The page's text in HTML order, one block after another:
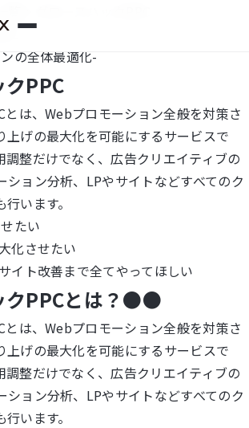
の全体最適化-
PPC
とは、Webプロモーション全般を対策さ
上げの最大化を可能にするサービスで
調整だけでなく、広告クリエイティブの
ション分析、LPやサイトなどすべてのク
います。
たい
化させたい
イト改善まで全てやってほしい
PPCとは？●●
とは、Webプロモーション全般を対策さ
上げの最大化を可能にするサービスで
調整だけでなく、広告クリエイティブの
ション分析、LPやサイトなどすべてのク
います。